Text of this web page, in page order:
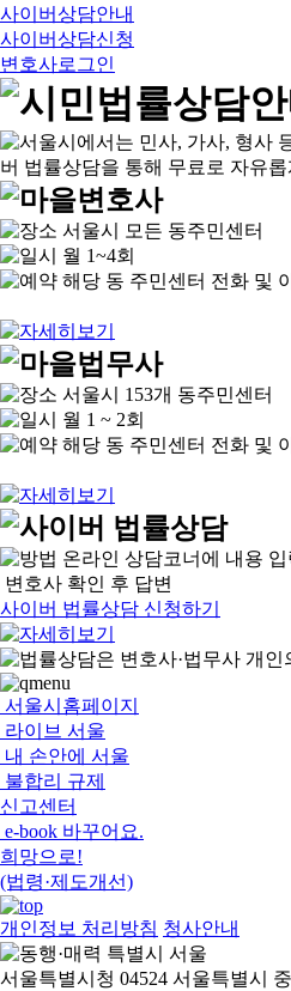
사이버상담안내
사이버상담신청
변호사로그인
서울시 모든 동주민센터
월 1~4회
해당 동 주민센터 전화 및
서울시 153개 동주민센터
월 1 ~ 2회
해당 동 주민센터 전화 및
온라인 상담코너에 내용 입
변호사 확인 후 답변
사이버 법률상담 신청하기
서울시홈페이지
라이브 서울
내 손안에 서울
불합리 규제
신고센터
e-book 바꾸어요.
희망으로!
(법령·제도개선)
개인정보 처리방침 청사안내
서울특별시청 04524 서울특별시